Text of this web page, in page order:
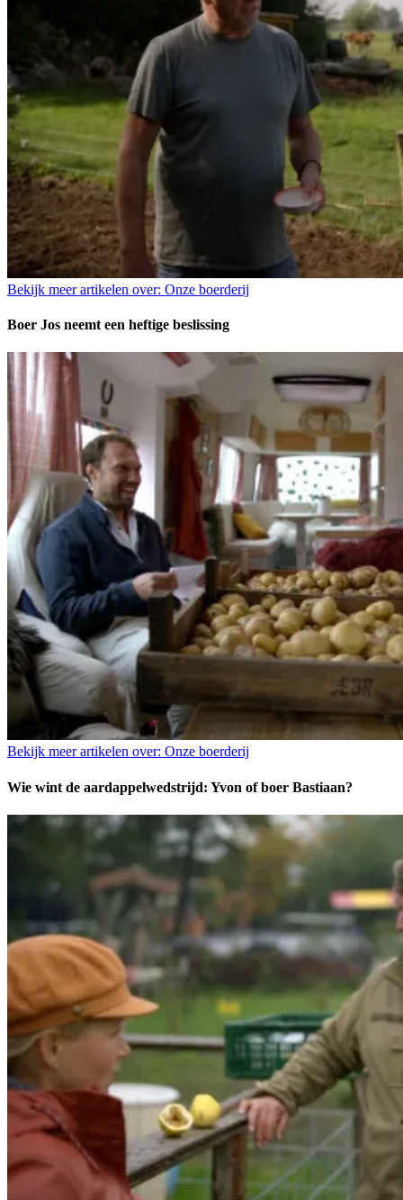
Bekijk meer artikelen over: Onze boerderij
Boer Jos neemt een heftige beslissing
Bekijk meer artikelen over: Onze boerderij
Wie wint de aardappelwedstrijd: Yvon of boer Bastiaan?